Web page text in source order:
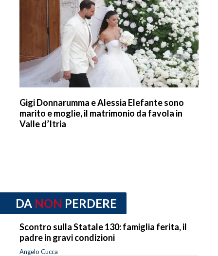
Gigi Donnarumma e Alessia Elefante sono
marito e moglie, il matrimonio da favola in
Valle d’Itria
DA NON PERDERE
Scontro sulla Statale 130: famiglia ferita, il
padre in gravi condizioni
Angelo Cucca